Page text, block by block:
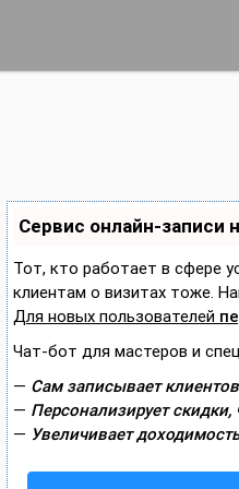
Сервис онлайн-записи
Тот, кто работает в сфере
клиентам о визитах тоже.
Для новых пользователей
Чат-бот для мастеров и
— Сам записывает
— Персонализирует
— Увеличивает